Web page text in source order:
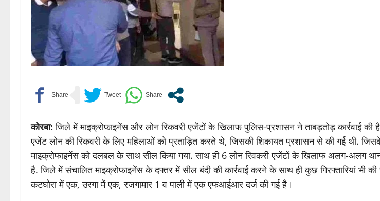
कोरबा: जिले में माइक्रोफाइनेंस और लोन रिकवरी एजेंटों के खिलाफ पुलिस-प्रशासन ने ताबड़तोड़ कार्रवाई की
एजेंट लोन की रिकवरी के लिए महिलाओं को प्रताड़ित करते थे, जिसकी शिकायत प्रशासन से की गई थी.
माइक्रोफाइनेंस को दलबल के साथ सील किया गया. साथ ही 6 लोन रिवकरी एजेंटों के खिलाफ अलग-अलग
है. जिले में संचालित माइक्रोफाइनेंस के दफ्तर में सील बंदी की कार्रवाई करने के साथ ही कुछ गिरफ्तारियां भी
कटघोरा में एक, उरगा में एक, रजगामार 1 व पाली में एक एफआईआर दर्ज की गई है।